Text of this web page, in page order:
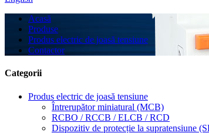
Acasă
Produse
Produs electric de joasă tensiune
Contactor
Categorii
Produs electric de joasă tensiune
Întrerupător miniatural (MCB)
RCBO / RCCB / ELCB / RCD
Dispozitiv de protecție la supratensiune